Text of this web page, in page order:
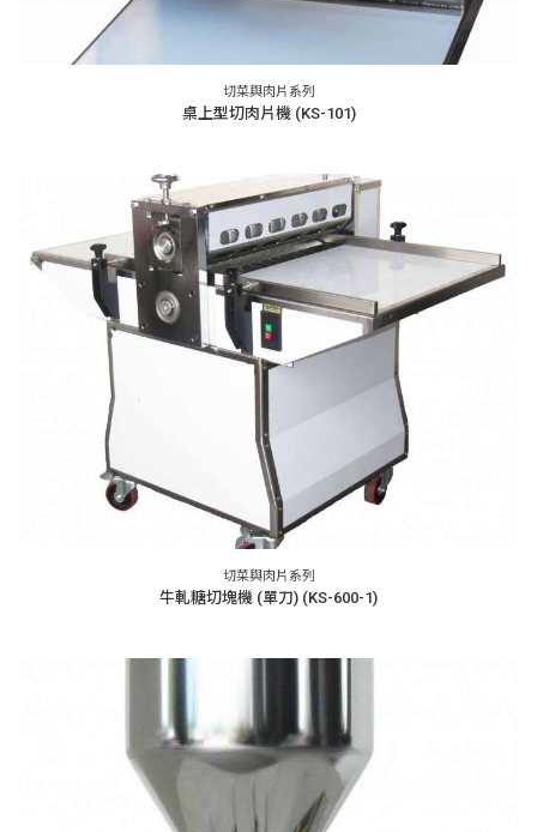
切菜與肉片系列
桌上型切肉片機 (KS-101)
切菜與肉片系列
牛軋糖切塊機 (單刀) (KS-600-1)